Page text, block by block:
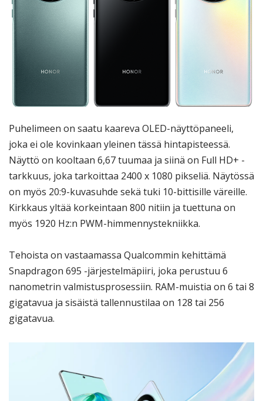
Puhelimeen on saatu kaareva OLED-näyttöpaneeli,
joka ei ole kovinkaan yleinen tässä hintapisteessä.
Näyttö on kooltaan 6,67 tuumaa ja siinä on Full HD+ -
tarkkuus, joka tarkoittaa 2400 x 1080 pikseliä. Näytössä
on myös 20:9-kuvasuhde sekä tuki 10-bittisille väreille.
Kirkkaus yltää korkeintaan 800 nitiin ja tuettuna on
myös 1920 Hz:n PWM-himmennystekniikka.
Tehoista on vastaamassa Qualcommin kehittämä
Snapdragon 695 -järjestelmäpiiri, joka perustuu 6
nanometrin valmistusprosessiin. RAM-muistia on 6 tai 8
gigatavua ja sisäistä tallennustilaa on 128 tai 256
gigatavua.